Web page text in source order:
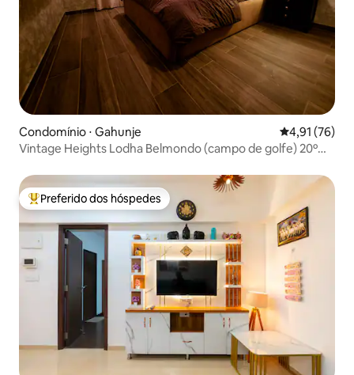
Condomínio ⋅ Gahunje 4,91 de uma
4,91 (76)
Vintage Heights Lodha Belmondo (campo de golfe) 20º
Entre os melhores preferidos dos hóspedes
Preferido dos hóspedes